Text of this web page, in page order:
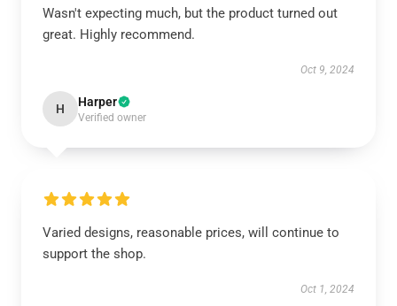
Wasn't expecting much, but the product turned out
great. Highly recommend.
Oct 9, 2024
H Harper
Verified owner
Varied designs, reasonable prices, will continue to
support the shop.
Oct 1, 2024